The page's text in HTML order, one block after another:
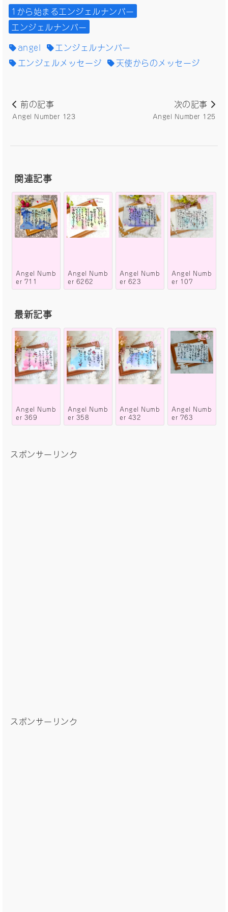
1から始まるエンジェルナンバー
エンジェルナンバー
angel
エンジェルナンバー
エンジェルメッセージ
天使からのメッセージ
前の記事
Angel Number 123
次の記事
Angel Number 125
関連記事
Angel Numb
er 711
Angel Numb
er 6262
Angel Numb
er 623
Angel Numb
er 107
最新記事
Angel Numb
er 369
Angel Numb
er 358
Angel Numb
er 432
Angel Numb
er 763
スポンサーリンク
スポンサーリンク